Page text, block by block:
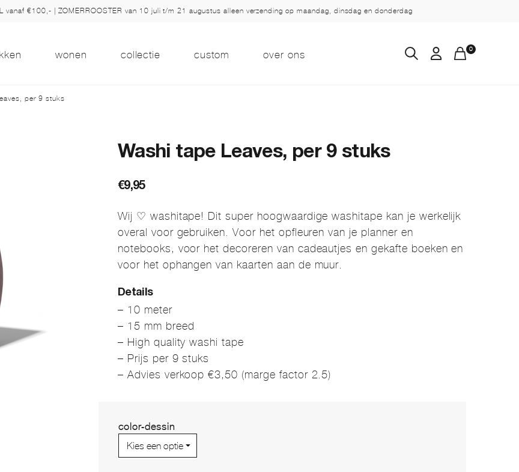
vanaf €100,- | ZOMERROOSTER van 10 juli t/m 21 augustus alleen verzending op maandag, dinsdag en donderdag
wonen collectie custom over ons 0
per 9 stuks
Washi tape Leaves, per 9 stuks
€9,95
Wij ♡ washitape! Dit super hoogwaardige washitape kan je werkelijk
overal voor gebruiken. Voor het opfleuren van je planner en
notebooks, voor het decoreren van cadeautjes en gekafte boeken en
voor het ophangen van kaarten aan de muur.
Details
– 10 meter
– 15 mm breed
– High quality washi tape
– Prijs per 9 stuks
– Advies verkoop €3,50 (marge factor 2.5)
color-dessin